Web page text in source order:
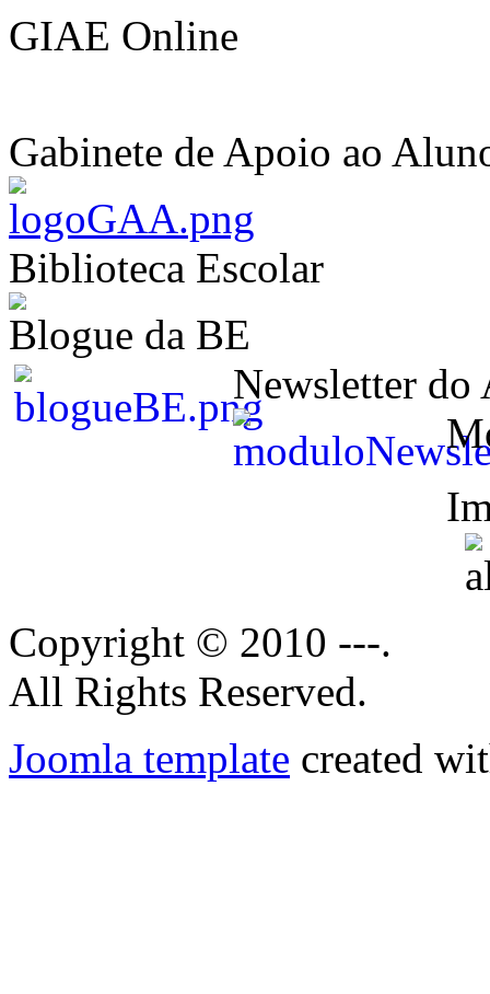
GIAE Online
Gabinete de Apoio ao
Biblioteca Escolar
Blogue da BE
Newsletter do
Copyright © 2010 ---.
All Rights Reserved.
Joomla template created